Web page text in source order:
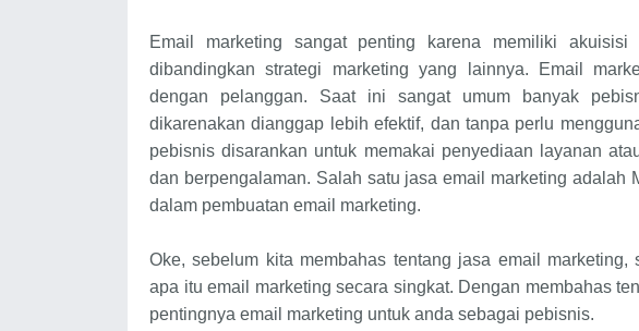
Email marketing sangat penting karena memiliki
dibandingkan strategi marketing yang lainnya. Email
dengan pelanggan. Saat ini sangat umum banyak
dikarenakan dianggap lebih efektif, dan tanpa perlu
pebisnis disarankan untuk memakai penyediaan layanan
dan berpengalaman. Salah satu jasa email marketing adalah
dalam pembuatan email marketing.
Oke, sebelum kita membahas tentang jasa email
apa itu email marketing secara singkat. Dengan membahas
pentingnya email marketing untuk anda sebagai pebisnis.